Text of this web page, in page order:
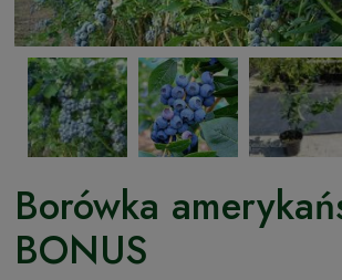
Borówka
BONUS